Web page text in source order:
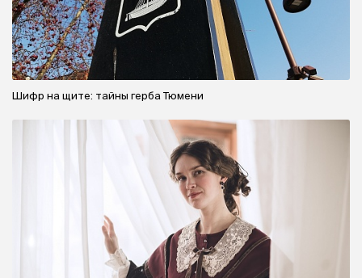
Шифр на щите: тайны герба Тюмени